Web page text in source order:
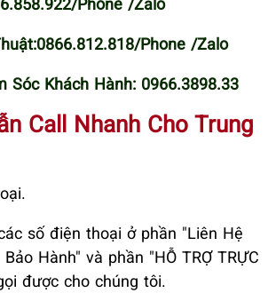
0866.812.818/Phone /Zalo
Sóc Khách Hành: 0966.3898.33
Call Nhanh Cho Trung
số điện thoại ở phần "Liên Hệ
Hành" và phần "HỖ TRỢ TRỰC
được cho chúng tôi.